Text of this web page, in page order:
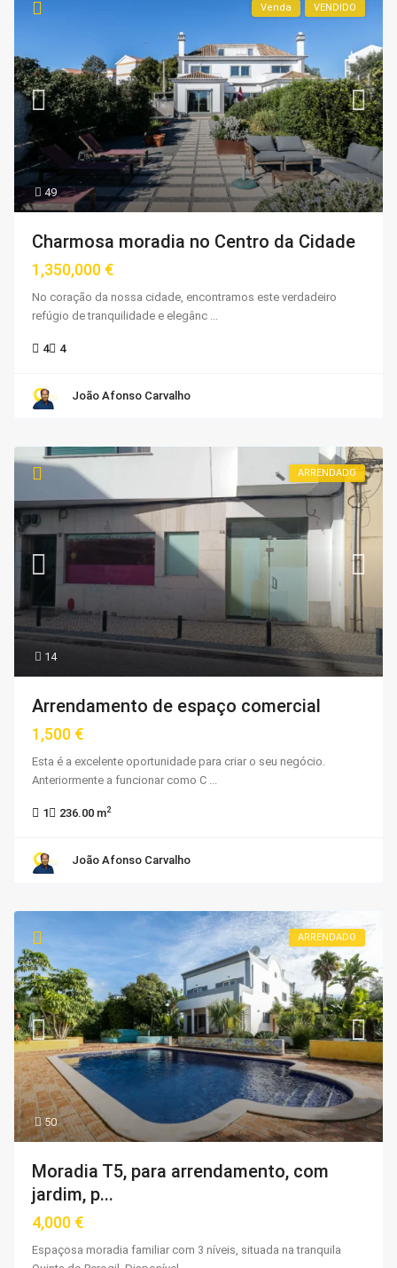
49
Venda VENDIDO
Charmosa moradia no Centro da Cidade
1,350,000 €
No coração da nossa cidade, encontramos este verdadeiro
refúgio de tranquilidade e elegânc
4 4
João Afonso Carvalho
14
ARRENDADO
Arrendamento de espaço comercial
1,500 €
Esta é a excelente oportunidade para criar o seu negócio.
Anteriormente a funcionar como C ...
1 236.00 m2
João Afonso Carvalho
50
ARRENDADO
Moradia T5, para arrendamento, com
jardim, p...
4,000 €
Espaçosa moradia familiar com 3 níveis, situada na tranquila